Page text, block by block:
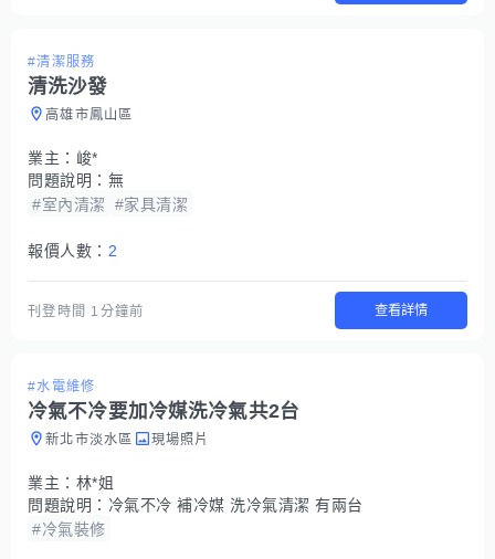
#清潔服務
清洗沙發
高雄市鳳山區
業主： 峻*
問題說明： 無
#室內清潔
#家具清潔
報價人數： 2
刊登時間 1分鐘前 查看詳情
#水電維修
冷氣不冷要加冷媒洗冷氣共2台
新北市淡水區 現場照片
業主： 林*姐
問題說明： 冷氣不冷 補冷媒 洗冷氣清潔 有兩台
#冷氣裝修